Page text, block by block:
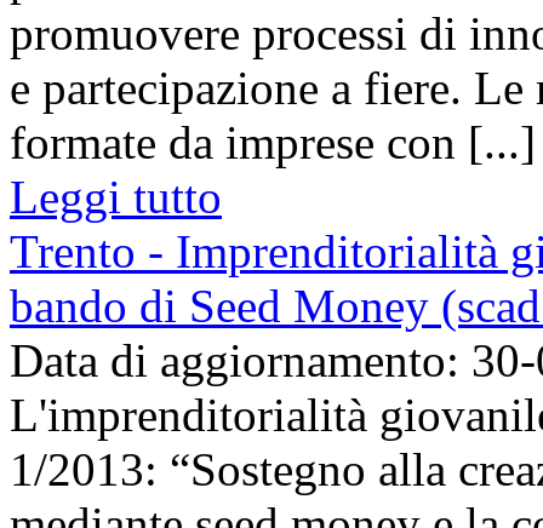
promuovere processi di
e partecipazione a fiere.
formate da imprese con [...]
Leggi tutto
Trento - Imprenditorialità
bando di Seed Money
Data di aggiornamento:
L'imprenditorialità
1/2013: “Sostegno alla